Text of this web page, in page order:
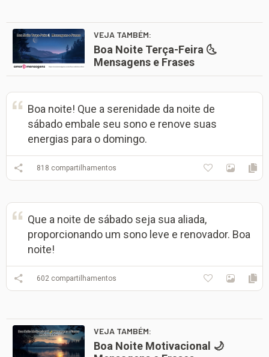
VEJA TAMBÉM:
Boa Noite Terça-Feira 🌜
Mensagens e Frases
Boa noite! Que a serenidade da noite de
sábado embale seu sono e renove suas
energias para o domingo.
818 compartilhamentos
Que a noite de sábado seja sua aliada,
proporcionando um sono leve e renovador. Boa
noite!
602 compartilhamentos
VEJA TAMBÉM:
Boa Noite Motivacional 🌙